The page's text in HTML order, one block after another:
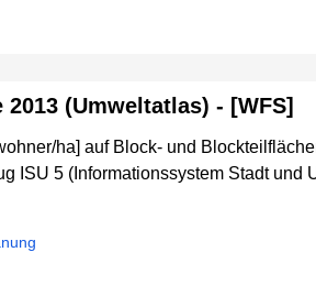
(Umweltatlas) - [WFS]
ha] auf Block- und
ISU 5 (Informationssystem Stadt und